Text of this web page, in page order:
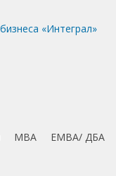
MBA
EMBA/ ДБA